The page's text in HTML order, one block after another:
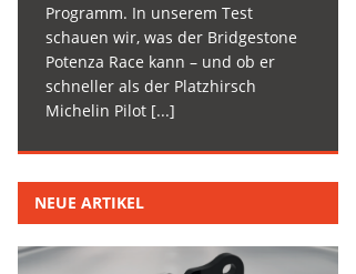
Programm. In unserem Test
schauen wir, was der Bridgestone
Potenza Race kann – und ob er
schneller als der Platzhirsch
Michelin Pilot [...]
NEUE ARTIKEL